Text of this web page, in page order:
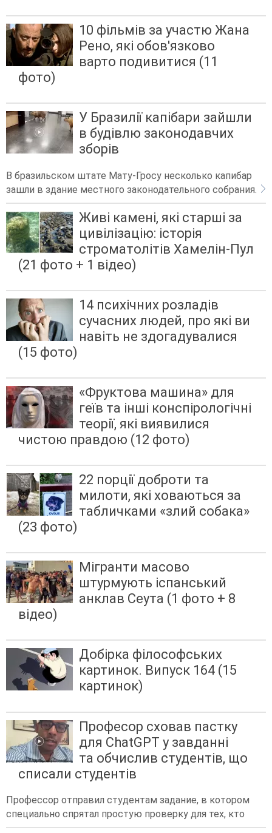
10 фільмів за участю Жана
Рено, які обов'язково
варто подивитися (11
фото)
У Бразилії капібари зайшли
в будівлю законодавчих
зборів
В бразильском штате Мату-Гросу несколько капибар
зашли в здание местного законодательного собрания.
Живі камені, які старші за
цивілізацію: історія
строматолітів Хамелін-Пул
(21 фото + 1 відео)
14 психічних розладів
сучасних людей, про які ви
навіть не здогадувалися
(15 фото)
«Фруктова машина» для
геїв та інші конспірологічні
теорії, які виявилися
чистою правдою (12 фото)
22 порції доброти та
милоти, які ховаються за
табличками «злий собака»
(23 фото)
Мігранти масово
штурмують іспанський
анклав Сеута (1 фото + 8
відео)
Добірка філософських
картинок. Випуск 164 (15
картинок)
Професор сховав пастку
для ChatGPT у завданні
та обчислив студентів, що
списали студентів
Профессор отправил студентам задание, в котором
специально спрятал простую проверку для тех, кто